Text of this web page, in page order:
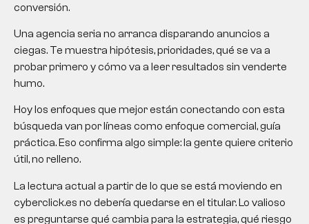
conversión.
Una agencia seria no arranca disparando anuncios a
ciegas. Te muestra hipótesis, prioridades, qué se va a
probar primero y cómo va a leer resultados sin venderte
humo.
Hoy los enfoques que mejor están conectando con esta
búsqueda van por líneas como enfoque comercial, guía
práctica. Eso confirma algo simple: la gente quiere criterio
útil, no relleno.
La lectura actual a partir de lo que se está moviendo en
cyberclick.es no debería quedarse en el titular. Lo valioso
es preguntarse qué cambia para la estrategia, qué riesgo